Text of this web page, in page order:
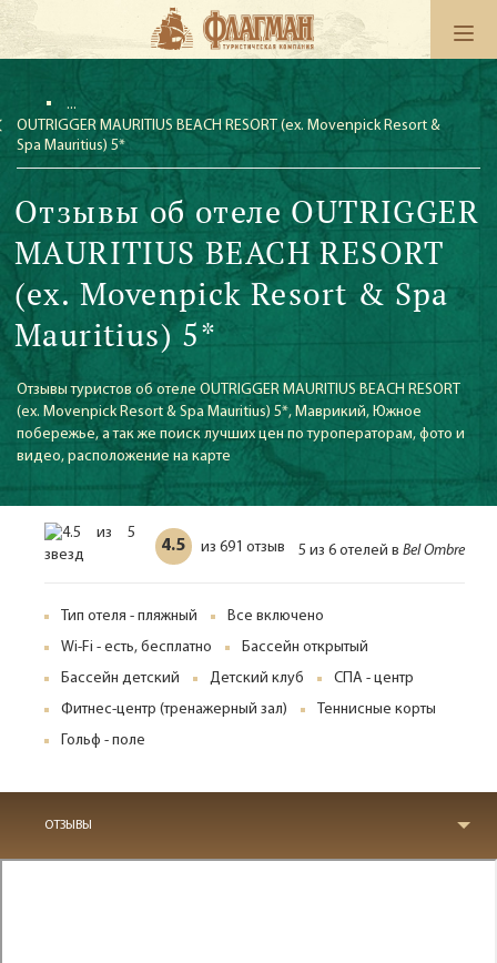
OUTRIGGER MAURITIUS BEACH RESORT (ex. Movenpick Resort &
Spa Mauritius) 5*
Отзывы об отеле OUTRIGGER
MAURITIUS BEACH RESORT
(ex. Movenpick Resort & Spa
Mauritius) 5*
Отзывы туристов об отеле OUTRIGGER MAURITIUS BEACH RESORT
(ex. Movenpick Resort & Spa Mauritius) 5*, Маврикий, Южное
побережье, а так же поиск лучших цен по туроператорам, фото и
видео, расположение на карте
4.5 из 691 отзыв 5 из 6 отелей в Bel Ombre
Тип отеля - пляжный
Все включено
Wi-Fi - есть, бесплатно
Бассейн открытый
Бассейн детский
Детский клуб
СПА - центр
Фитнес-центр (тренажерный зал)
Теннисные корты
Гольф - поле
ОТЗЫВЫ